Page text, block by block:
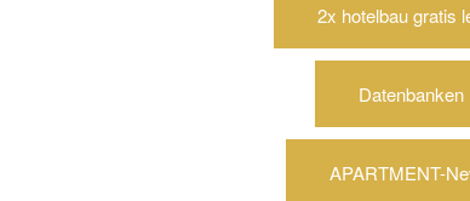
2x hotelbau gratis
Datenbanken
APARTMENT-